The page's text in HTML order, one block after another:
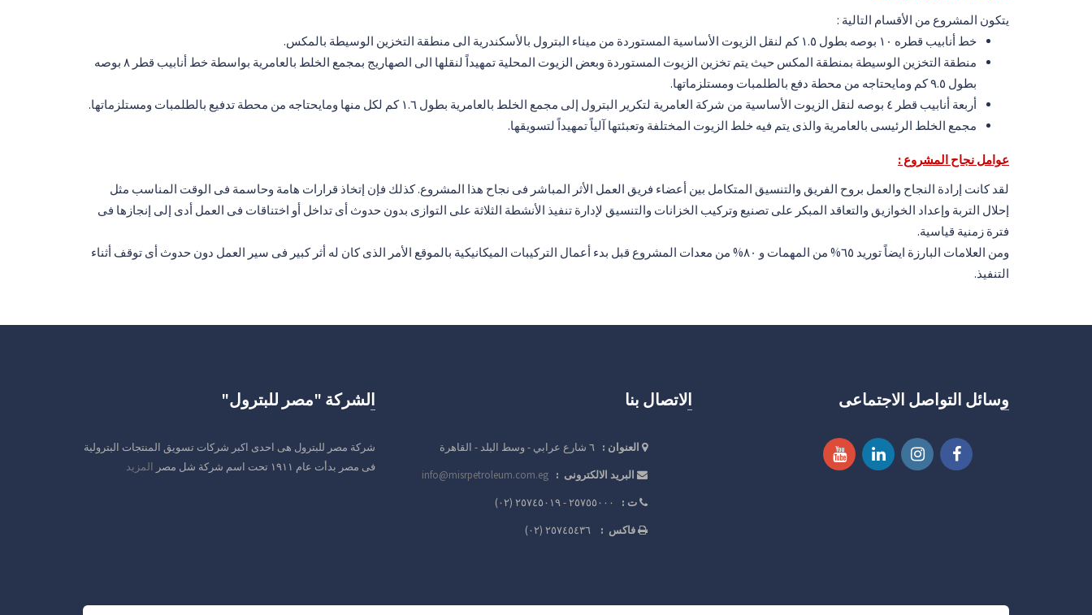
يتكون المشروع من الأقسام التالية :
خط أنابيب قطره ١٠ بوصه بطول ١.٥ كم لنقل الزيوت الأساسية المستوردة من ميناء البترول بالأسكندرية الى منطقة التخزين الوسيطة بالمكس.
منطقة التخزين الوسيطة بمنطقة المكس حيث يتم تخزين الزيوت المستوردة وبعض الزيوت المحلية تمهيداً لنقلها الى الصهاريج بمجمع الخلط بالعامرية بواسطة خط أنابيب قطر ٨ بوصه
بطول ٩.٥ كم ومايحتاجه من محطة دفع بالطلمبات ومستلزماتها.
أربعة أنابيب قطر ٤ بوصه لنقل الزيوت الأساسية من شركة العامرية لتكرير البترول إلى مجمع الخلط بالعامرية بطول ١.٦ كم لكل منها ومايحتاجه من محطة تدفيع بالطلمبات ومستلزماتها.
مجمع الخلط الرئيسى بالعامرية والذى يتم فيه خلط الزيوت المختلفة وتعبئتها آلياً تمهيداً لتسويقها.
عوامل نجاح المشروع :
لقد كانت إرادة النجاح والعمل بروح الفريق والتنسيق المتكامل بين أعضاء فريق العمل الأثر المباشر فى نجاح هذا المشروع. كذلك فإن إتخاذ قرارات هامة وحاسمة فى الوقت المناسب مثل
إحلال التربة وإعداد الخوازيق والتعاقد المبكر على تصنيع وتركيب الخزانات والتنسيق لإدارة تنفيذ الأنشطة الثلاثة على التوازى بدون حدوث أى تداخل أو اختناقات فى العمل أدى إلى إنجازها فى
فترة زمنية قياسية.
ومن العلامات البارزة ايضاً توريد ٦٥% من المهمات و ٨٠% من معدات المشروع قبل بدء أعمال التركيبات الميكانيكية بالموقع الأمر الذى كان له أثر كبير فى سير العمل دون حدوث أى توقف أثناء
التنفيذ.
الشركة "مصر للبترول"
شركة مصر للبترول هى احدى اكبر شركات تسويق المنتجات البترولية
فى مصر بدأت عام ١٩١١ تحت اسم شركة شل مصر
المزيد
الاتصال بنا
العنوان :
البريد الالكترونى : info@misrpetroleum.com.eg
ت :
فاكس :
وسائل التواصل الاجتماعى